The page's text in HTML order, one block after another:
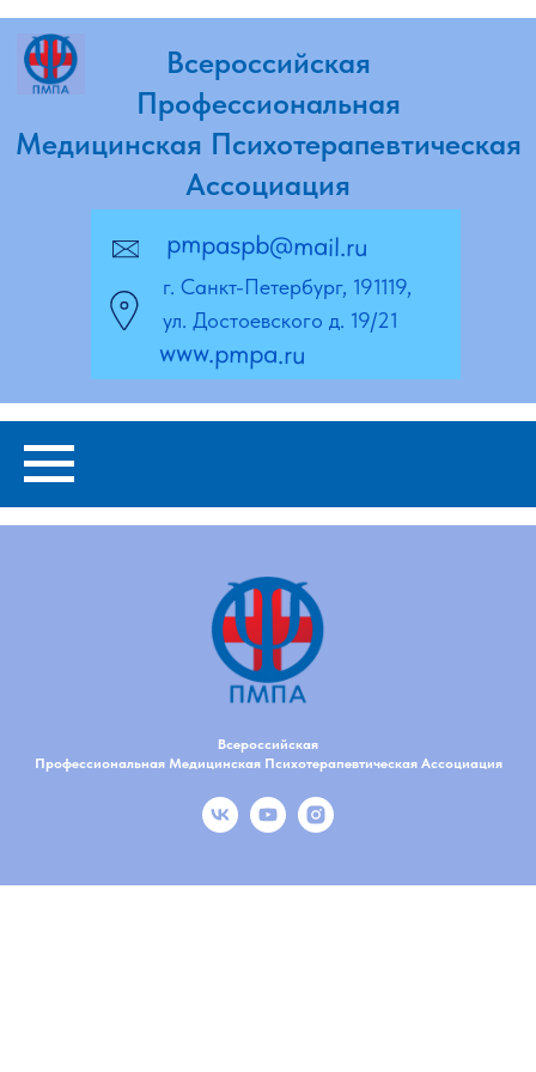
Профессиональная
Медицинская Психотерапевтическая
Ассоциация
www.pmpa.ru
pmpaspb@mail.ru
г. Санкт-Петербург, 191119,
Всероссийская
Профессиональная Медицинская Психотерапевтическая Ассоциация